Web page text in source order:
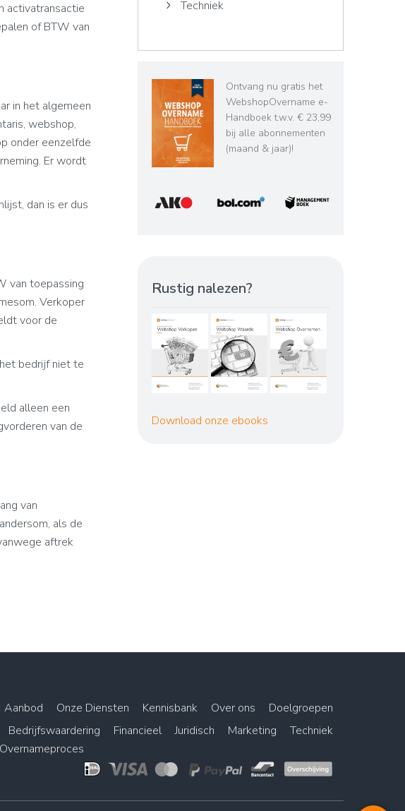
activatransactie
of BTW van
in het algemeen
webshop,
onder eenzelfde
Er wordt
dan is er dus
van toepassing
Verkoper
voor de
bedrijf niet te
alleen een
van de
van
als de
aftrek
Techniek
Ontvang nu gratis het
WebshopOvername e-
Handboek t.w.v. € 23,99
bij alle abonnementen
(maand & jaar)!
Rustig nalezen?
Download onze ebooks
Aanbod Onze Diensten Kennisbank Over ons
Doelgroepen
Bedrijfswaardering
Financieel Juridisch Marketing
Techniek
Overnameproces